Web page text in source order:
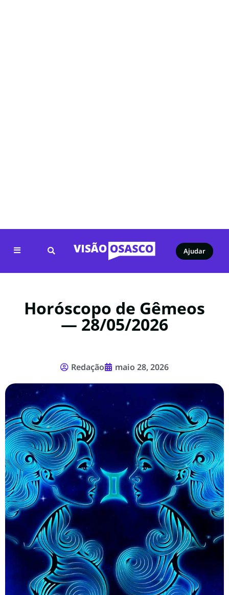
Ajudar
Horóscopo de Gêmeos
— 28/05/2026
Redação maio 28, 2026